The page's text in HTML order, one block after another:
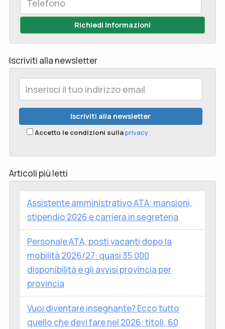
Richiedi Informazioni
Iscriviti alla newsletter
Accetto le condizioni sullaprivacy
Articoli più letti
Assistente amministrativo ATA: mansioni,
stipendio 2026 e carriera in segreteria
Personale ATA, posti vacanti dopo la
mobilità 2026/27: quasi 35.000
disponibilità e gli avvisi provincia per
provincia
Vuoi diventare insegnante? Ecco tutto
quello che devi fare nel 2026: titoli, 60